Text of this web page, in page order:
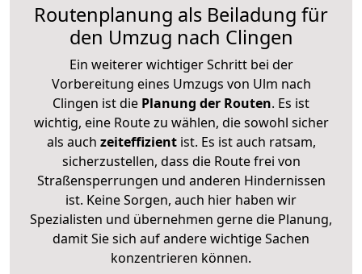
Routenplanung als Beiladung für
den Umzug nach Clingen
Ein weiterer wichtiger Schritt bei der
Vorbereitung eines Umzugs von Ulm nach
Clingen ist die Planung der Routen. Es ist
wichtig, eine Route zu wählen, die sowohl sicher
als auch zeiteffizientist. Es ist auch ratsam,
sicherzustellen, dass die Route frei von
Straßensperrungen und anderen Hindernissen
ist. Keine Sorgen, auch hier haben wir
Spezialisten und übernehmen gerne die Planung,
damit Sie sich auf andere wichtige Sachen
konzentrieren können.